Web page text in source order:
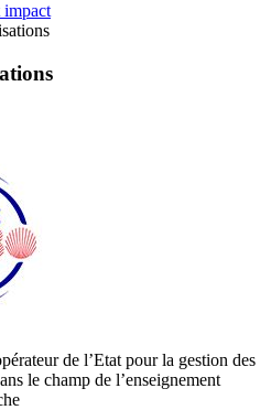
impact
de l’Etat pour la gestion des
le champ de l’enseignement